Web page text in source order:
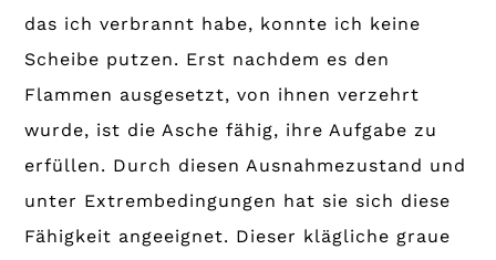
das ich verbrannt habe, konnte ich keine
Scheibe putzen. Erst nachdem es den
Flammen ausgesetzt, von ihnen verzehrt
wurde, ist die Asche fähig, ihre Aufgabe zu
erfüllen. Durch diesen Ausnahmezustand und
unter Extrembedingungen hat sie sich diese
Fähigkeit angeeignet. Dieser klägliche graue